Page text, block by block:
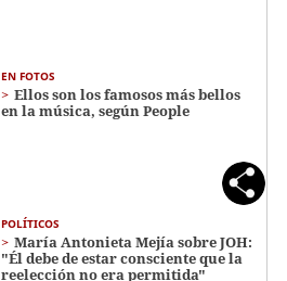
EN FOTOS
Ellos son los famosos más bellos
en la música, según People
POLÍTICOS
María Antonieta Mejía sobre JOH:
"Él debe de estar consciente que la
reelección no era permitida"